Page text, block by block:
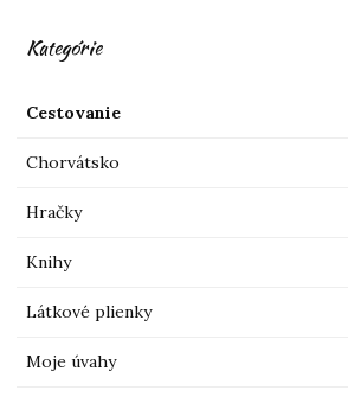
Kategórie
Cestovanie
Chorvátsko
Hračky
Knihy
Látkové plienky
Moje úvahy